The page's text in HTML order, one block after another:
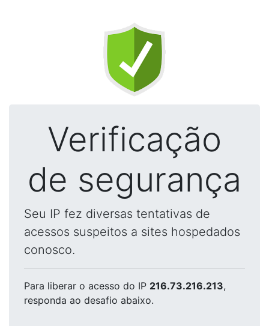
Verificação
de segurança
Seu IP fez diversas tentativas de
acessos suspeitos a sites hospedados
conosco.
Para liberar o acesso do IP 216.73.216.213,
responda ao desafio abaixo.